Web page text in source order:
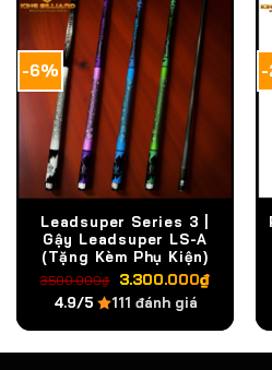
-6%
Leadsuper Series 3 |
Gậy Leadsuper LS-A
(Tặng Kèm Phụ Kiện)
3.500.000₫ Giá
gốc
là:
3.500.000₫.
3.300.000₫Giá
tại
là:
4.9/5 111 đánh giá
-